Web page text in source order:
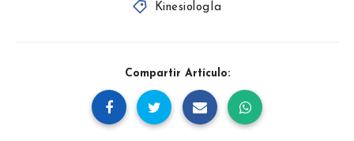
KinesiologÍa
Compartir Artículo: